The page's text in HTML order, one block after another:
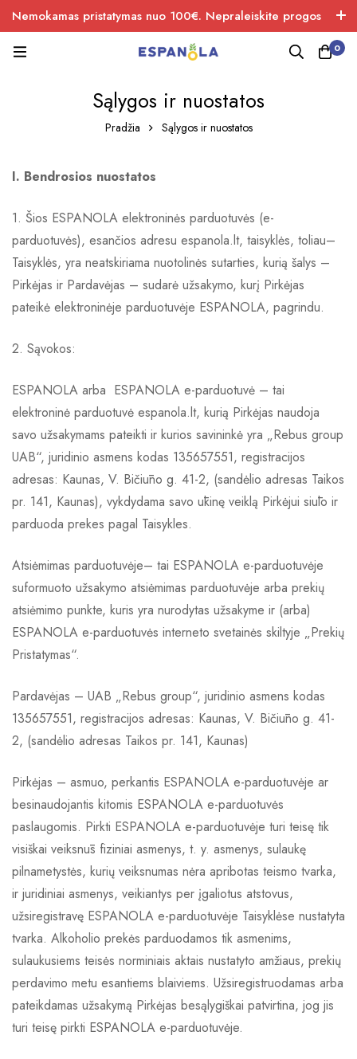
Nemokamas pristatymas nuo 100€. Nepraleiskite progos
įsigiti naujos produkcijos.
0
Sąlygos ir nuostatos
Pradžia Sąlygos ir nuostatos
I. Bendrosios nuostatos
1. Šios ESPANOLA elektroninės parduotuvės (e-
parduotuvės), esančios adresu espanola.lt, taisyklės, toliau–
Taisyklės, yra neatskiriama nuotolinės sutarties, kurią šalys –
Pirkėjas ir Pardavėjas – sudarė užsakymo, kurį Pirkėjas
pateikė elektroninėje parduotuvėje ESPANOLA, pagrindu.
2. Sąvokos:
ESPANOLA arba ESPANOLA e-parduotuvė – tai
elektroninė parduotuvė espanola.lt, kurią Pirkėjas naudoja
savo užsakymams pateikti ir kurios savininkė yra „Rebus group
UAB“, juridinio asmens kodas 135657551, registracijos
adresas: Kaunas, V. Bičiūno g. 41-2, (sandėlio adresas Taikos
pr. 141, Kaunas), vykdydama savo ūkinę veiklą Pirkėjui siūlo ir
parduoda prekes pagal Taisykles.
Atsiėmimas parduotuvėje– tai ESPANOLA e-parduotuvėje
suformuoto užsakymo atsiėmimas parduotuvėje arba prekių
atsiėmimo punkte, kuris yra nurodytas užsakyme ir (arba)
ESPANOLA e-parduotuvės interneto svetainės skiltyje „Prekių
Pristatymas“.
Pardavėjas – UAB „Rebus group“, juridinio asmens kodas
135657551, registracijos adresas: Kaunas, V. Bičiūno g. 41-
2, (sandėlio adresas Taikos pr. 141, Kaunas)
Pirkėjas – asmuo, perkantis ESPANOLA e-parduotuvėje ar
besinaudojantis kitomis ESPANOLA e-parduotuvės
paslaugomis. Pirkti ESPANOLA e-parduotuvėje turi teisę tik
visiškai veiksnūs fiziniai asmenys, t. y. asmenys, sulaukę
pilnametystės, kurių veiksnumas nėra apribotas teismo tvarka,
ir juridiniai asmenys, veikiantys per įgaliotus atstovus,
užsiregistravę ESPANOLA e-parduotuvėje Taisyklėse nustatyta
tvarka. Alkoholio prekės parduodamos tik asmenims,
sulaukusiems teisės norminiais aktais nustatyto amžiaus, prekių
perdavimo metu esantiems blaiviems. Užsiregistruodamas arba
pateikdamas užsakymą Pirkėjas besąlygiškai patvirtina, jog jis
turi teisę pirkti ESPANOLA e-parduotuvėje.